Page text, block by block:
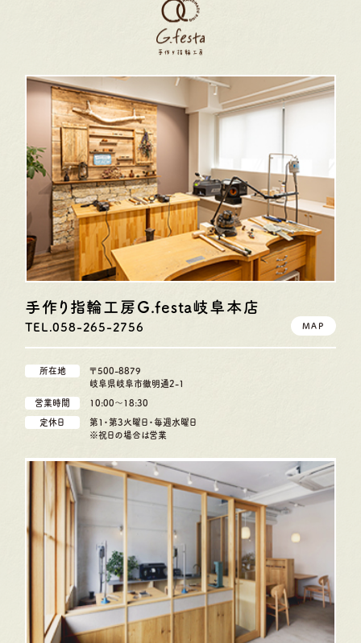
手作り指輪工房G.festa岐阜本店
TEL.058-265-2756 MAP
所在地
〒500-8879
岐阜県岐阜市徹明通2-1
営業時間 10:00〜18:30
定休日
第1・第3火曜日・毎週水曜日
※祝日の場合は営業